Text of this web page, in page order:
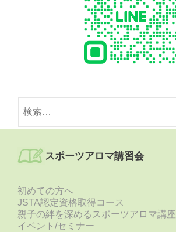
索:
スポーツアロマ講習会
初めての方へ
JSTA認定資格取得コース
親子の絆を深めるスポーツアロマ講座
イベント/セミナー